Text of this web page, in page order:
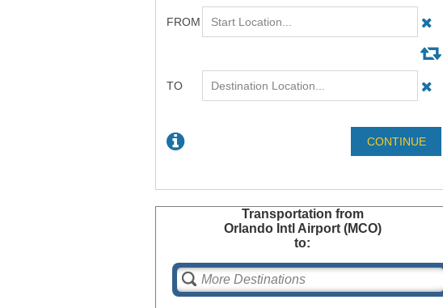
Transportation from
Orlando Intl Airport (MCO)
to: